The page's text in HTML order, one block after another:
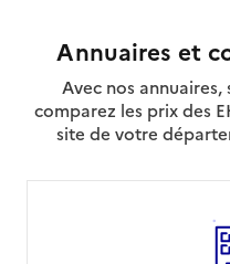
Annuaires et
Avec nos
comparez les prix des
site de votre